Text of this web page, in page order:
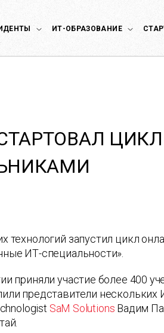
ИТ-ОБРАЗОВАНИЕ
технологий запустил цикл
ИТ-специальности».
приняли участие более 400
представители нескольких
SaM Solutions Вадим